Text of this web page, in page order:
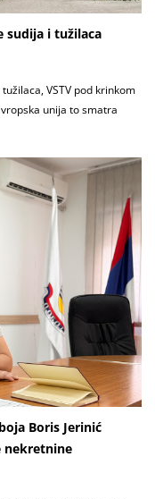
sudija i tužilaca
VSTV pod krinkom
unija to smatra
Boris Jerinić
nekretnine